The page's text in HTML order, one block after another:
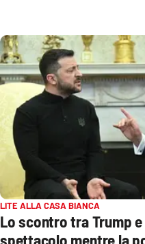
Attualità
Economia e lavoro
Sanità
Sport
Cultura
LITE ALLA CASA BIANCA
Lo scontro tra Trump
spettacolo mentre la